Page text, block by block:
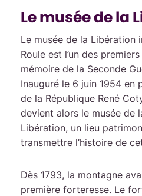
Le musée de la
Le musée de la Libération
Roule est l’un des
mémoire de la Seconde
Inauguré le 6 juin 1954 en
de la République René
devient alors le musée de
Libération, un lieu
transmettre l’histoire de
Dès 1793, la montagne
première forteresse. Le